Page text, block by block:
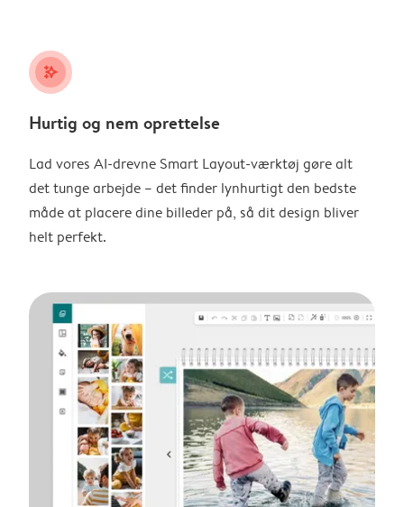
stars_plus
Hurtig og nem oprettelse
Lad vores AI-drevne Smart Layout-værktøj gøre alt
det tunge arbejde – det finder lynhurtigt den bedste
måde at placere dine billeder på, så dit design bliver
helt perfekt.